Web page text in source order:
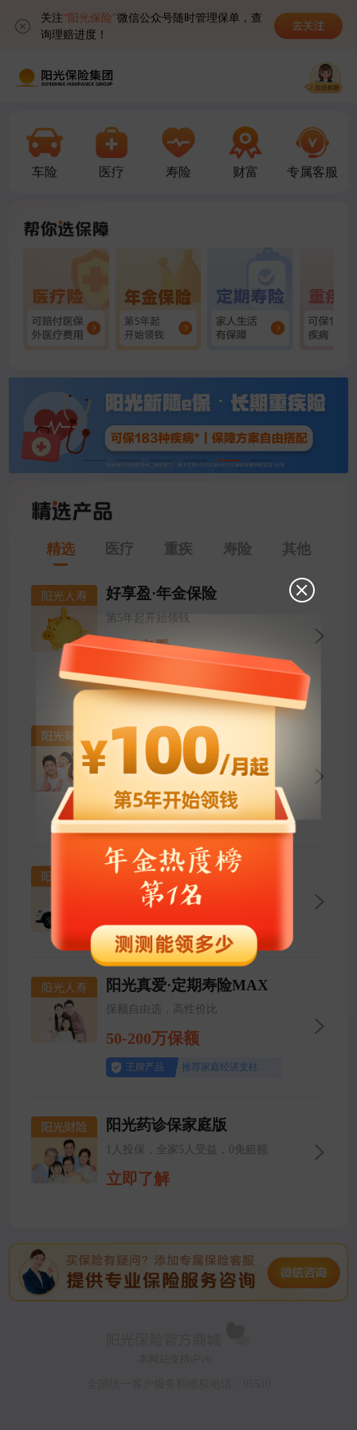
关注“阳光保险”微信公众号随时管理保单，查
询理赔进度！
关注“阳光保险”微信公众号随时管理保单，查
询理赔进度！
车险 医疗 寿险 财富 专属客服
精选 医疗 重疾 寿险 其他
好享盈·年金保险
第5年起开始领钱
立即查看
领得稳
阳光免健告百万医疗险
责任内一般既往症可保可赔
立即查看
投保门槛低 无需健康告知
车险
报价、投保、理赔线上服务
立即测算
阳光真爱·定期寿险MAX
保额自由选，高性价比
50-200万保额
王牌产品 推荐家庭经济支柱配置
阳光药诊保家庭版
1人投保，全家5人受益，0免赔额
立即了解